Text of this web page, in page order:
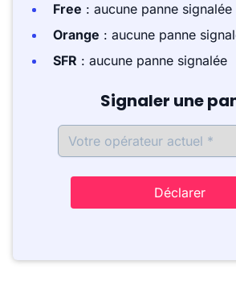
Free : aucune panne signalée
Orange : aucune panne
SFR : aucune panne signalée
Signaler une
Déclarer